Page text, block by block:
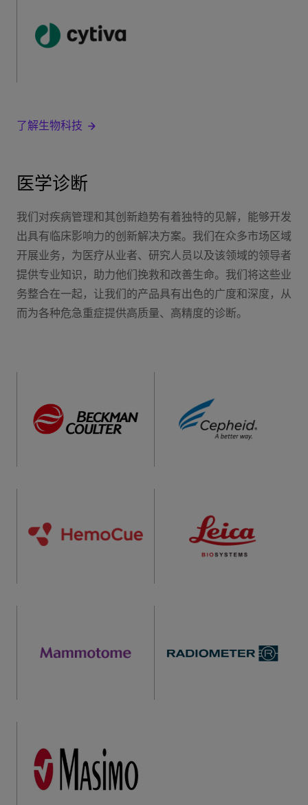
了解生物科技
医学诊断
我们对疾病管理和其创新趋势有着独特的见解，能够开发
出具有临床影响力的创新解决方案。我们在众多市场区域
开展业务，为医疗从业者、研究人员以及该领域的领导者
提供专业知识，助力他们挽救和改善生命。我们将这些业
务整合在一起，让我们的产品具有出色的广度和深度，从
而为各种危急重症提供高质量、高精度的诊断。